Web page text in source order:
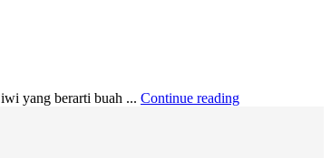
yang berarti buah ... Continue reading